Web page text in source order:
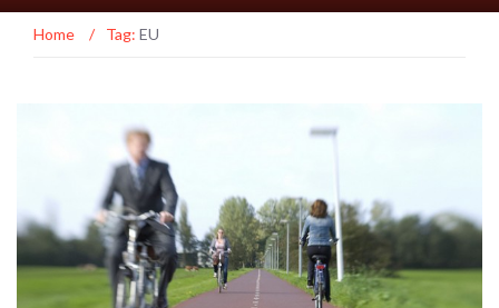
Home / Tag: EU